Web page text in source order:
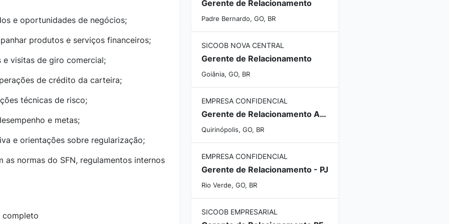
e oportunidades de negócios;
produtos e serviços financeiros;
e visitas de giro comercial;
de crédito da carteira;
técnicas de risco;
e metas;
e orientações sobre regularização;
as normas do SFN, regulamentos internos
completo
Gerente de Relacionamento
Padre Bernardo, GO, BR
SICOOB NOVA CENTRAL
Gerente de Relacionamento
Goiânia, GO, BR
EMPRESA CONFIDENCIAL
Gerente de Relacionamento Agro
Quirinópolis, GO, BR
EMPRESA CONFIDENCIAL
Gerente de Relacionamento - PJ
Rio Verde, GO, BR
SICOOB EMPRESARIAL